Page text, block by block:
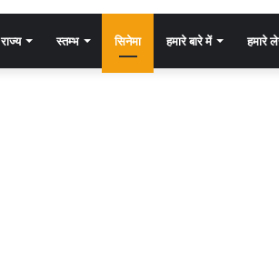
राज्य स्तम्भ सिनेमा हमारे बारे में हमारे